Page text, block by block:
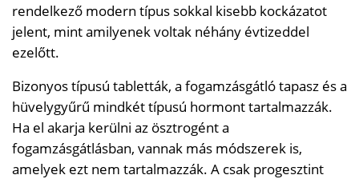
rendelkező modern típus sokkal kisebb kockázatot
jelent, mint amilyenek voltak néhány évtizeddel
ezelőtt.
Bizonyos típusú tabletták, a fogamzásgátló tapasz és a
hüvelygyűrű mindkét típusú hormont tartalmazzák.
Ha el akarja kerülni az ösztrogént a
fogamzásgátlásban, vannak más módszerek is,
amelyek ezt nem tartalmazzák. A csak progesztint